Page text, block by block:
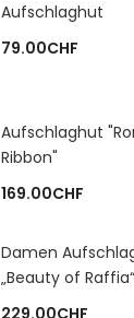
Aufschlaghut
79.00CHF
Aufschlaghut
Ribbon"
169.00CHF
Damen
„Beauty of Raffia“